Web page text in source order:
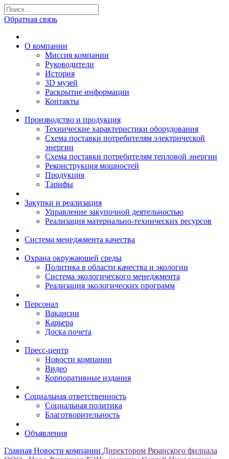
Обратная связь
О компании
Миссия компании
Руководители
История
3D музей
Раскрытие информации
Контакты
Производство и продукция
Технические характеристики оборудования
Схема поставки потребителям электрической
энергии
Схема поставки потребителям тепловой энергии
Реконструкция мощностей
Продукция
Тарифы
Закупки и реализация
Управление закупочной деятельностью
Реализация материально-технических ресурсов
Система менеджмента качества
Охрана окружающей среды
Политика в области качества и экологии
Система экологического менеджмента
Реализация экологических программ
Персонал
Вакансии
Карьера
Доска почета
Пресс-центр
Новости компании
Видео
Корпоративные издания
Социальная ответственность
Социальная политика
Благотворительность
Объявления
Главная Новости компании Директором Рязанского филиала